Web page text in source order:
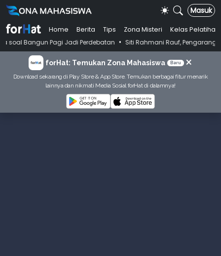
Masuk
Home Berita Tips Zona Misteri
Kelas Pelatihan
Pagi Jadi Perdebatan • Siti Rahmani Rauf, Pengarang Buku
forHat: Temukan Zona Mahasiswa Baru ×
Download sekarang di Play Store & App Store. Temukan berbagai fitur menarik
lainnya dan nikmati Media Sosial forHat di dalamnya!